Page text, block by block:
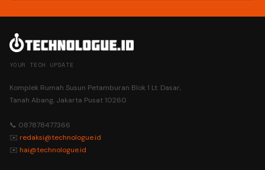
YOUR TECH UPDATE
Komplek Rumah Susun Petamburan Blok 1 Lt. Dasar,
Tanah Abang, Jakarta Pusat 10260
📞 087878477366
✉️ redaksi@technologue.id
✉️ hai@technologue.id